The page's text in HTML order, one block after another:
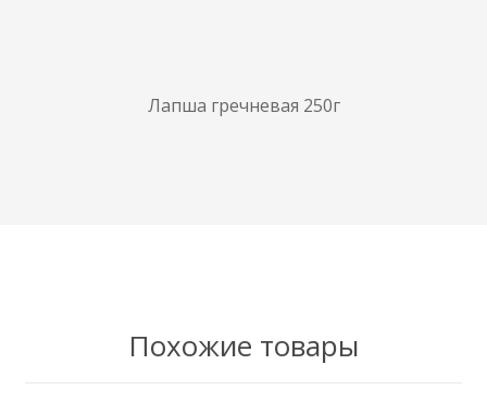
Лапша гречневая 250г
Похожие товары